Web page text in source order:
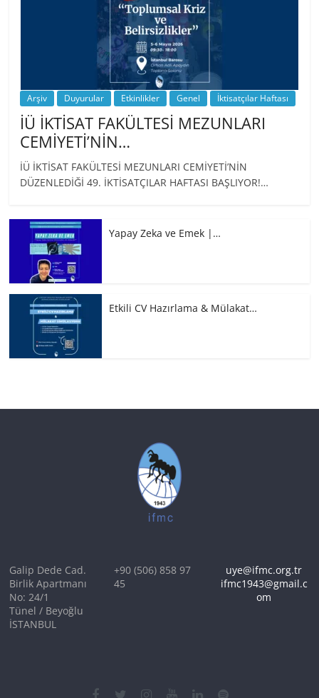
Arşiv Duyurular Etkinlikler Genel İktisatçılar Haftası
İÜ İKTİSAT FAKÜLTESİ MEZUNLARI
CEMİYETİ’NİN…
İÜ İKTİSAT FAKÜLTESİ MEZUNLARI CEMİYETİ’NİN
DÜZENLEDİĞİ 49. İKTİSATÇILAR HAFTASI BAŞLIYOR!…
Yapay Zeka ve Emek |…
Etkili CV Hazırlama & Mülakat…
Galip Dede Cad.
Birlik Apartmanı
No: 24/1
Tünel / Beyoğlu
İSTANBUL
+90 (506) 858 97
45
uye@ifmc.org.tr
ifmc1943@gmail.c
om